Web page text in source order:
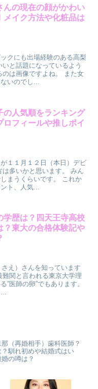
んの現在の顔がかわい
メイク方法や化粧品は
クにも出場経験のある高梨
と話題になっているよう
は画像ですよね。 また女
いのでし...
の人気順をランキング
ロフィールや推しポイ
１１月１２日（本日）デビ
多いかと思います。 みん
まうくらいです。 これか
ト、人気...
学歴は？四天王寺高校
？東大の合格体験記や
え）さんを知っています
関と言われる東京大学理
医師の卵”でもあります。
（再婚相手）歯科医師？
馴れ初めや結婚式はい
の噂は？